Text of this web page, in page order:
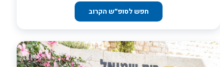
של העיר. על גג המלון תמצאו בר קוקטיילים יוקרתי המאפשר לפתוח את
הערב בסטייל ובבוקר ארוחות עשירות ומגוונות. הלוקיישן המרכזי של
חפש לסופ״ש הקרוב